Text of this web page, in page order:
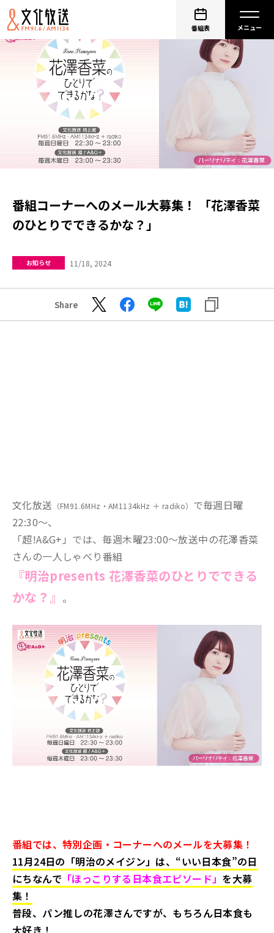
番組表
番組コーナーへのメール大募集！ 「花澤香菜
のひとりでできるかな？」
お知らせ 11/18, 2024
Share
文化放送 （FM91.6MHz・AM1134kHz ＋ radiko） で毎週日曜
22:30～、
「超!A&G+」では、毎週木曜23:00～放送中の花澤香菜
さんの一人しゃべり番組
『明治presents 花澤香菜のひとりでできる
かな？』 。
番組では、特別企画・コーナーへのメールを大募集！
11月24日の「明治のメイジン」は、“いい日本食”の日
にちなんで 「ほっこりする日本食エピソード」 を大募
集！
普段、パン推しの花澤さんですが、もちろん日本食も
大好き！